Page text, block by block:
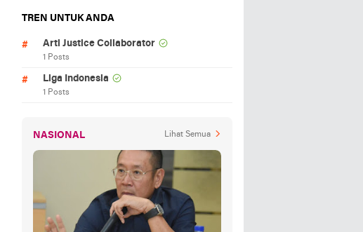
TREN UNTUK ANDA
Arti Justice Collaborator
1 Posts
Liga Indonesia
1 Posts
NASIONAL Lihat Semua